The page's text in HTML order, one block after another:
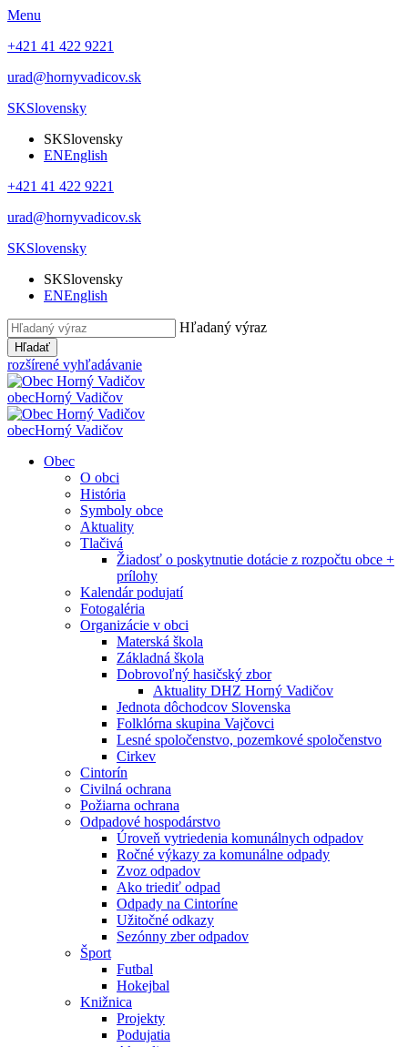
Menu
+421 41 422 9221
urad@hornyvadicov.sk
SKSlovensky
SKSlovensky
ENEnglish
+421 41 422 9221
urad@hornyvadicov.sk
SKSlovensky
SKSlovensky
ENEnglish
Hľadaný výraz
Hľadať
rozšírené vyhľadávanie
obecHorný Vadičov
obecHorný Vadičov
Obec
O obci
História
Symboly obce
Aktuality
Tlačivá
Žiadosť o poskytnutie dotácie z rozpočtu obce +
prílohy
Kalendár podujatí
Fotogaléria
Organizácie v obci
Materská škola
Základná škola
Dobrovoľný hasičský zbor
Aktuality DHZ Horný Vadičov
Jednota dôchodcov Slovenska
Folklórna skupina Vajčovci
Lesné spoločenstvo, pozemkové spoločenstvo
Cirkev
Cintorín
Civilná ochrana
Požiarna ochrana
Odpadové hospodárstvo
Úroveň vytriedenia komunálnych odpadov
Ročné výkazy za komunálne odpady
Zvoz odpadov
Ako triediť odpad
Odpady na Cintoríne
Užitočné odkazy
Sezónny zber odpadov
Šport
Futbal
Hokejbal
Knižnica
Projekty
Podujatia